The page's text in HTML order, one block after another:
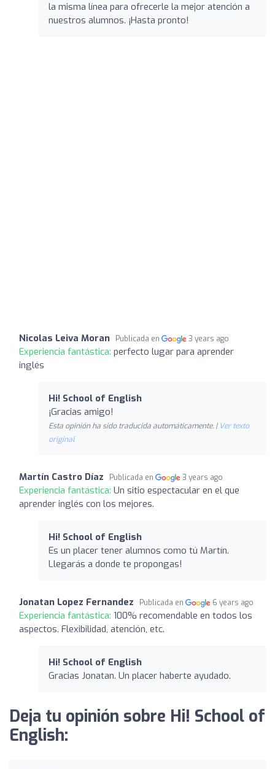
la misma línea para ofrecerle la mejor atención a
nuestros alumnos. ¡Hasta pronto!
Nicolas Leiva Moran Publicada en 3 years ago
Experiencia fantástica: perfecto lugar para aprender
inglés
Hi! School of English
¡Gracias amigo!
Esta opinión ha sido traducida automáticamente. | Ver texto
original
Martín Castro Díaz Publicada en 3 years ago
Experiencia fantástica: Un sitio espectacular en el que
aprender inglés con los mejores.
Hi! School of English
Es un placer tener alumnos como tú Martín.
Llegarás a donde te propongas!
Jonatan Lopez Fernandez Publicada en 6 years ago
Experiencia fantástica: 100% recomendable en todos los
aspectos. Flexibilidad, atención, etc.
Hi! School of English
Gracias Jonatan. Un placer haberte ayudado.
Deja tu opinión sobre Hi! School of
English: